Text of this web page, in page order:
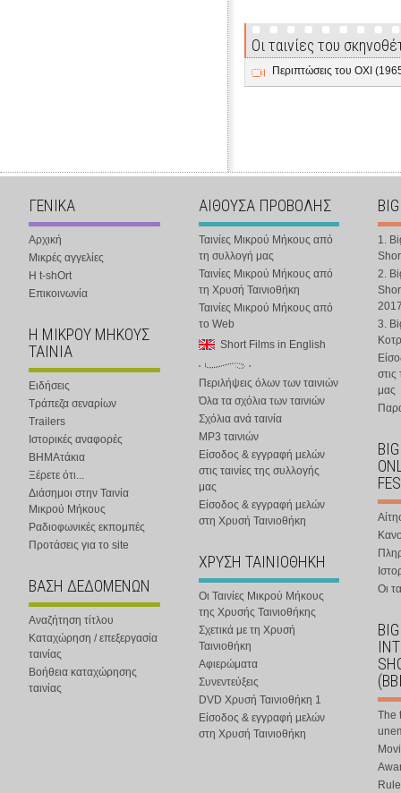
Οι ταινίες του
Περιπτώσεις του ΟΧΙ
ΓΕΝΙΚΑ
Αρχική
Μικρές αγγελίες
Η t-shOrt
Επικοινωνία
Η ΜΙΚΡΟΥ ΜΗΚΟΥΣ
ΤΑΙΝΙΑ
Ειδήσεις
Τράπεζα σεναρίων
Trailers
Ιστορικές αναφορές
ΒΗΜΑτάκια
Ξέρετε ότι...
Διάσημοι στην Ταινία
Μικρού Μήκους
Ραδιοφωνικές εκπομπές
Προτάσεις για το site
ΒΑΣΗ ΔΕΔΟΜΕΝΩΝ
Αναζήτηση τίτλου
Καταχώρηση / επεξεργασία
ταινίας
Βοήθεια καταχώρησης
ταινίας
ΑΙΘΟΥΣΑ ΠΡΟΒΟΛΗΣ
Ταινίες Μικρού Μήκους από
τη συλλογή μας
Ταινίες Μικρού Μήκους από
τη Χρυσή Ταινιοθήκη
Ταινίες Μικρού Μήκους από
το Web
Short Films in English
Περιλήψεις όλων των ταινιών
Όλα τα σχόλια των ταινιών
Σχόλια ανά ταινία
MP3 ταινιών
Είσοδος & εγγραφή μελών
στις ταινίες της συλλογής
μας
Είσοδος & εγγραφή μελών
στη Χρυσή Ταινιοθήκη
ΧΡΥΣΗ ΤΑΙΝΙΟΘΗΚΗ
Οι Ταινίες Μικρού Μήκους
της Χρυσής Ταινιοθήκης
Σχετικά με τη Χρυσή
Ταινιοθήκη
Αφιερώματα
Συνεντεύξεις
DVD Χρυσή Ταινιοθήκη 1
Είσοδος & εγγραφή μελών
στη Χρυσή Ταινιοθήκη
1.
2.
3.
στις
μας
Οι
The